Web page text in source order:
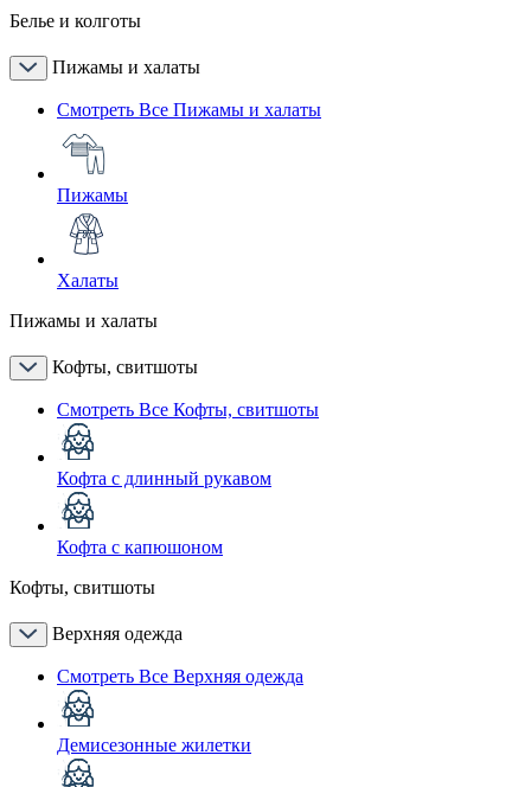
Белье и колготы
Пижамы и халаты
Смотреть Все Пижамы и халаты
Пижамы
Халаты
Пижамы и халаты
Кофты, свитшоты
Смотреть Все Кофты, свитшоты
Кофта с длинный рукавом
Кофта с капюшоном
Кофты, свитшоты
Верхняя одежда
Смотреть Все Верхняя одежда
Демисезонные жилетки